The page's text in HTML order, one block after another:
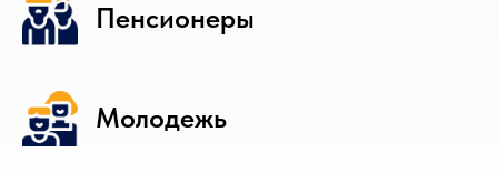
Пенсионеры
Молодежь